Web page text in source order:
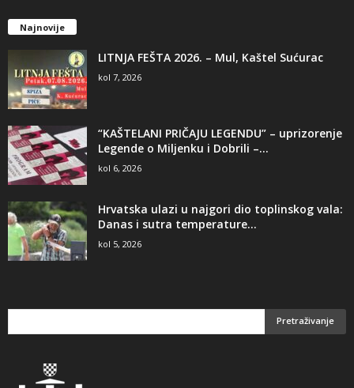
Najnovije
LITNJA FEŠTA 2026. – Mul, Kaštel Sućurac
kol 7, 2026
“KAŠTELANI PRIČAJU LEGENDU” – uprizorenje
Legende o Miljenku i Dobrili –...
kol 6, 2026
Hrvatska ulazi u najgori dio toplinskog vala:
Danas i sutra temperature...
kol 5, 2026